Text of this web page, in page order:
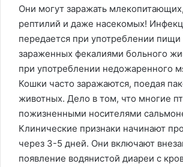
Они могут заражать
рептилий и даже насекомых!
передается при употреблении
зараженных фекалиями больного
при употреблении недожаренного
Кошки часто заражаются, поедая
животных. Дело в том, что многие
пожизненными носителями
Клинические признаки начинают
через 3-5 дней. Они включают
появление водянистой диареи с